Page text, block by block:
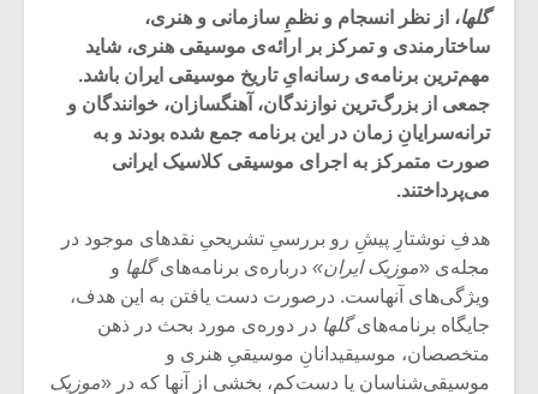
گلها، از نظر انسجام و نظمِ سازمانی و هنری،
ساختارمندی و تمرکز بر ارائه‌ی موسیقی هنری، شاید
مهم‌ترین برنامه‌ی رسانه‌ایِ تاریخ موسیقی ایران باشد.
جمعی از بزرگ‌ترین نوازندگان، آهنگسازان، خوانندگان و
ترانه‌سرایانِ زمان در این برنامه جمع شده بودند و به
‏صورت متمرکز به اجرای موسیقی کلاسیک ایرانی
می‌پرداختند.
هدفِ نوشتارِ پیشِ ‌رو بررسیِ تشریحیِ نقدهای موجود در
مجله‌ی «موزیک ایران» درباره‌ی برنامه‌هایگلها و
ویژگی‌های آنهاست. درصورت دست یافتن به این هدف‌،
جایگاه برنامه‌هایگلها در دوره‌ی مورد بحث در ذهن
متخصصان، موسیقیدانانِ موسیقیِ هنری و
موسیقی‌شناسان یا دست‌کم، بخشی از آنها که در «موزیک